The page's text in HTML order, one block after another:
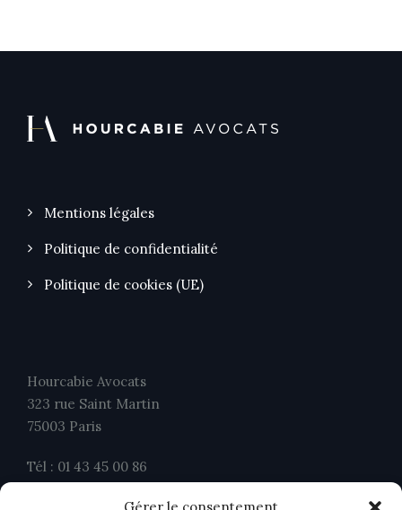
Mentions légales
Politique de confidentialité
Politique de cookies (UE)
Hourcabie Avocats
323 rue Saint Martin
75003 Paris
Tél : 01 43 45 00 86